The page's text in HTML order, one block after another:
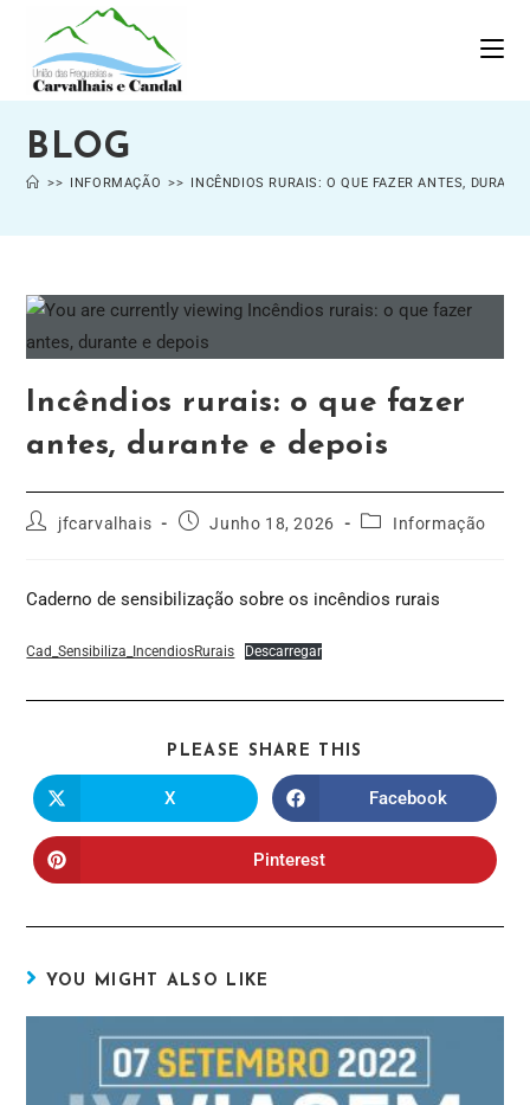
BLOG
>> INFORMAÇÃO >> INCÊNDIOS RURAIS: O QUE FAZER ANTES,
Incêndios rurais: o que fazer
antes, durante e depois
jfcarvalhais Junho 18, 2026 Informação
Caderno de sensibilização sobre os incêndios rurais
Cad_Sensibiliza_IncendiosRurais Descarregar
PLEASE SHARE THIS
X Facebook
Pinterest
YOU MIGHT ALSO LIKE